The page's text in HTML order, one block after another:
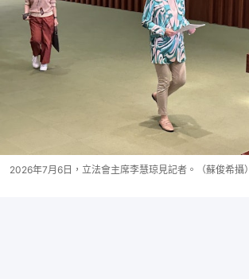
2026年7月6日，立法會主席李慧琼見記者。（蘇俊希攝）